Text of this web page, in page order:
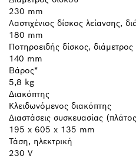
230 mm
Λαστιχένιος δίσκος λείανσης,
180 mm
Ποτηροειδής δίσκος, διάμετρος
140 mm
Βάρος*
5,8 kg
Διακόπτης
Κλειδωνόμενος διακόπτης
Διαστάσεις συσκευασίας
195 x 605 x 135 mm
Τάση, ηλεκτρική
230 V